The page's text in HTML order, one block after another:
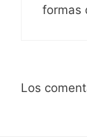
formas
Los